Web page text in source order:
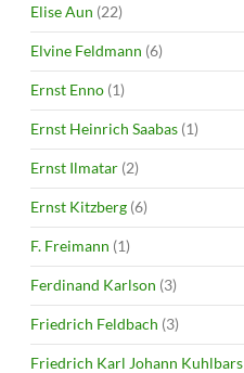
Elise Aun (22)
Elvine Feldmann (6)
Ernst Enno (1)
Ernst Heinrich Saabas (1)
Ernst Ilmatar (2)
Ernst Kitzberg (6)
F. Freimann (1)
Ferdinand Karlson (3)
Friedrich Feldbach (3)
Friedrich Karl Johann Kuhlbars